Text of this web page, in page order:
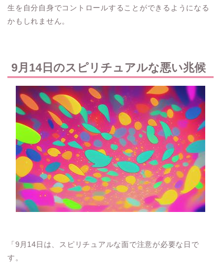
生を自分自身でコントロールすることができるようになる
かもしれません。
9月14日のスピリチュアルな悪い兆候
「9月14日は、スピリチュアルな面で注意が必要な日で
す。